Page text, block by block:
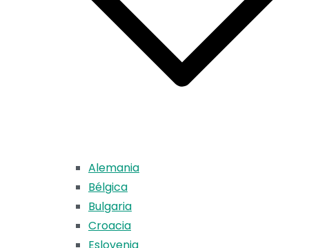
Alemania
Bélgica
Bulgaria
Croacia